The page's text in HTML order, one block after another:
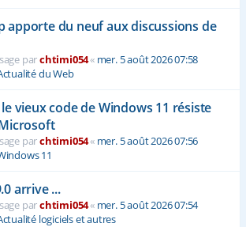
apporte du neuf aux discussions de
parchtimi054« mer. 5 août 2026 07:58
du Web
vieux code de Windows 11 résiste
parchtimi054« mer. 5 août 2026 07:56
11
arrive ...
parchtimi054« mer. 5 août 2026 07:54
logiciels et autres